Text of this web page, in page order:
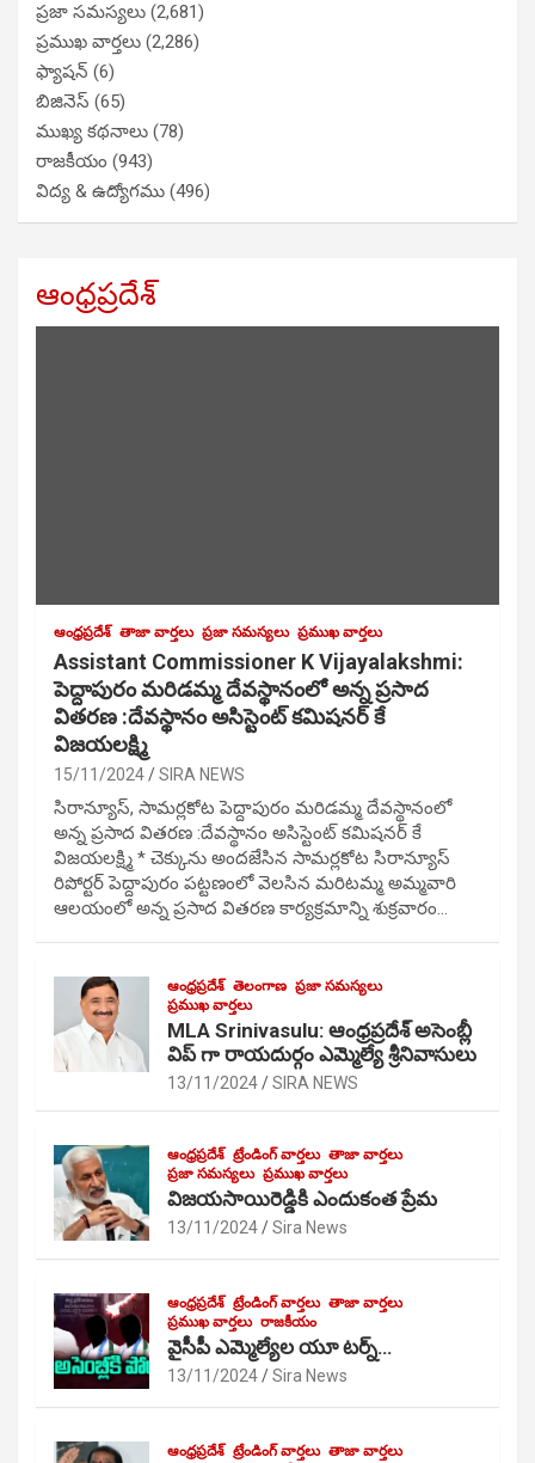
ప్రజా సమస్యలు (2,681)
ప్రముఖ వార్తలు (2,286)
ఫ్యాషన్ (6)
బిజినెస్ (65)
ముఖ్య కథనాలు (78)
రాజకీయం (943)
విద్య & ఉద్యోగము (496)
ఆంధ్రప్రదేశ్
ఆంధ్రప్రదేశ్ తాజా వార్తలు ప్రజా సమస్యలు ప్రముఖ వార్తలు
Assistant Commissioner K Vijayalakshmi:
పెద్దాపురం మరిడమ్మ దేవస్థానంలో అన్న ప్రసాద
వితరణ :దేవస్థానం అసిస్టెంట్ కమిషనర్ కే
విజయలక్ష్మి
15/11/2024 SIRA NEWS
సిరాన్యూస్, సామర్లకోట పెద్దాపురం మరిడమ్మ దేవస్థానంలో
అన్న ప్రసాద వితరణ :దేవస్థానం అసిస్టెంట్ కమిషనర్ కే
విజయలక్ష్మి * చెక్కును అందజేసిన సామర్లకోట సిరాన్యూస్
రిపోర్టర్ పెద్దాపురం పట్టణంలో వెలసిన మరిటమ్మ అమ్మవారి
ఆలయంలో అన్న ప్రసాద వితరణ కార్యక్రమాన్ని శుక్రవారం…
ఆంధ్రప్రదేశ్ తెలంగాణ ప్రజా సమస్యలు
ప్రముఖ వార్తలు
MLA Srinivasulu: ఆంధ్రప్రదేశ్ అసెంబ్లీ
విప్ గా రాయదుర్గం ఎమ్మెల్యే శ్రీనివాసులు
13/11/2024 SIRA NEWS
ఆంధ్రప్రదేశ్ ట్రేండింగ్ వార్తలు తాజా వార్తలు
ప్రజా సమస్యలు ప్రముఖ వార్తలు
విజయసాయిరెడ్డికి ఎందుకంత ప్రేమ
13/11/2024 Sira News
ఆంధ్రప్రదేశ్ ట్రేండింగ్ వార్తలు తాజా వార్తలు
ప్రముఖ వార్తలు రాజకీయం
వైసీపీ ఎమ్మెల్యేల యూ టర్న్…
13/11/2024 Sira News
ఆంధ్రప్రదేశ్ ట్రేండింగ్ వార్తలు తాజా వార్తలు